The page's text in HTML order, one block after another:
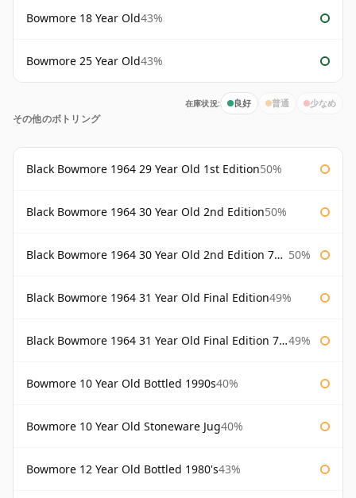
Bowmore 18 Year Old43%
Bowmore 25 Year Old43%
在庫状況: 良好 普通 少なめ
その他のボトリング
Black Bowmore 1964 29 Year Old 1st Edition50%
Black Bowmore 1964 30 Year Old 2nd Edition50%
Black Bowmore 1964 30 Year Old 2nd Edition 75cl 50%
Black Bowmore 1964 31 Year Old Final Edition49%
Black Bowmore 1964 31 Year Old Final Edition 75cl 49%
Bowmore 10 Year Old Bottled 1990s40%
Bowmore 10 Year Old Stoneware Jug40%
Bowmore 12 Year Old Bottled 1980's43%